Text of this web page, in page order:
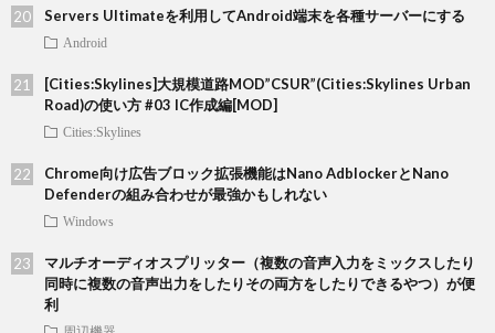
Servers Ultimateを利用してAndroid端末を各種サーバーにする
Android
[Cities:Skylines]大規模道路MOD”CSUR”(Cities:Skylines Urban
Road)の使い方 #03 IC作成編[MOD]
Cities:Skylines
Chrome向け広告ブロック拡張機能はNano AdblockerとNano
Defenderの組み合わせが最強かもしれない
Windows
マルチオーディオスプリッター（複数の音声入力をミックスしたり
同時に複数の音声出力をしたりその両方をしたりできるやつ）が便
利